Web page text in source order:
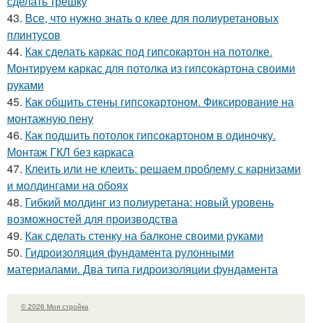
43. Все, что нужно знать о клее для полиуретановых
плинтусов
44. Как сделать каркас под гипсокартон на потолке.
Монтируем каркас для потолка из гипсокартона своими
руками
45. Как обшить стены гипсокартоном. Фиксирование на
монтажную пену
46. Как подшить потолок гипсокартоном в одиночку.
Монтаж ГКЛ без каркаса
47. Клеить или не клеить: решаем проблему с карнизами
и молдингами на обоях
48. Гибкий молдинг из полиуретана: новый уровень
возможностей для производства
49. Как сделать стенку на балконе своими руками
50. Гидроизоляция фундамента рулонными
материалами. Два типа гидроизоляции фундамента
© 2026 Моя стройка